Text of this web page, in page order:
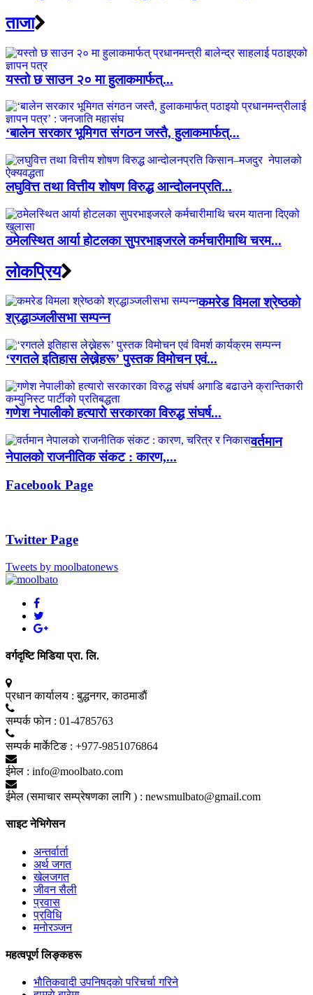
ताजा
यस्तो छ साउन २० मा हुलाकमार्फत्...
‘बालेन सरकार भूमिगत संगठन जस्तै, हुलाकमार्फत्...
लघुवित्त तथा वित्तीय शोषण विरुद्ध आन्दोलनप्रति...
ठमेलस्थित आर्या होटलका सुपरभाइजरले कर्मचारीमाथि चरम...
लाेकप्रिय
कमरेड विमला श्रेष्ठको
श्रद्धाञ्जलीसभा सम्पन्न
‘रगतले इतिहास लेख्नेहरू’ पुस्तक विमोचन एवं...
गणेश नेपालीको हत्यारो सरकारका विरुद्ध संघर्ष...
वर्तमान
नेपालको राजनीतिक संकट : कारण,...
Facebook Page
Twitter Page
Tweets by moolbatonews
वर्गदृष्टि मिडिया प्रा. लि.
प्रधान कार्यालय : बुद्धनगर, काठमाडाैं
सम्पर्क फाेन : 01-4785763
सम्पर्क मार्केटिङ : +977-9851076864
ईमेल : info@moolbato.com
ईमेल (समाचार सम्प्रेषणका लागि ) : newsmulbato@gmail.com
साइट नेभिगेसन
अन्तर्वार्ता
अर्थ जगत
खेलजगत
जीवन सैली
प्रवास
प्रविधि
मनोरञ्जन
महत्वपूर्ण लिङ्कहरू
भाैतिकवादी उपनिषद्काे परिचर्चा गरिने